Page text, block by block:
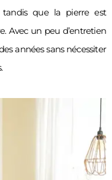
tandis que la pierre est
Avec un peu d’entretien
années sans nécessiter